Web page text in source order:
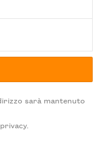
sarà mantenuto